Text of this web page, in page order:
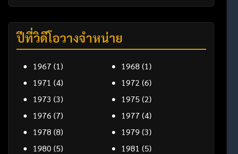
ปีที่วิดีโอวางจำหน่าย
1967 (1) 1968 (1)
1971 (4) 1972 (6)
1973 (3) 1975 (2)
1976 (7) 1977 (4)
1978 (8) 1979 (3)
1980 (5) 1981 (5)